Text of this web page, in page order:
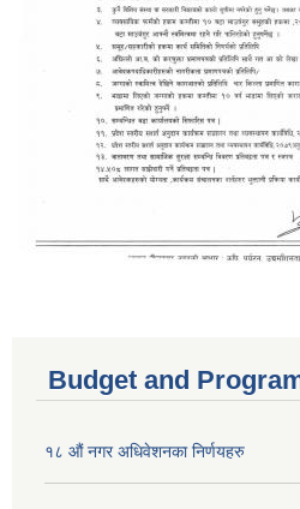
Budget and
१८ औं नगर अधिवेशनका निर्णयहरु